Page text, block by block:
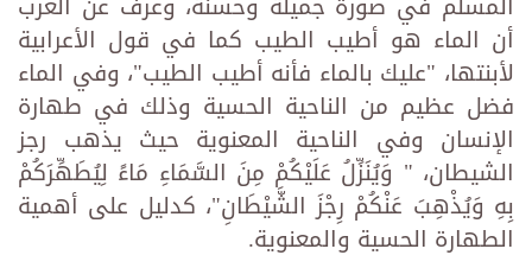
أن الماء هو أطيب الطيب كما في قول الأعرابية
لأبنتها، "عليك بالماء فأنه أطيب الطيب"، وفي الماء
فضل عظيم من الناحية الحسية وذلك في طهارة
الإنسان وفي الناحية المعنوية حيث يذهب رجز
الشيطان، " وَيُنَزِّلُ عَلَيْكُمْ مِنَ السَّمَاءِ مَاءً لِيُطَهِّرَكُمْ
بِهِ وَيُذْهِبَ عَنْكُمْ رِجْزَ الشَّيْطَانِ"، كدليل على أهمية
الطهارة الحسية والمعنوية.